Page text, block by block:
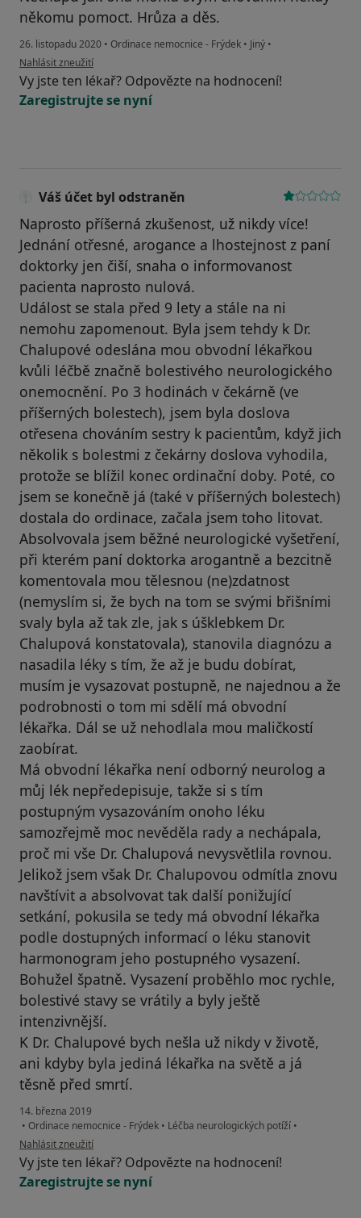
někomu pomoct. Hrůza a děs.
26. listopadu 2020 • Ordinace nemocnice - Frýdek • Jiný •
podle názoru uživatele Inka
Nahlásit zneužití
Vy jste ten lékař? Odpovězte na hodnocení!
Zaregistrujte se nyní
Váš účet byl odstraněn
Naprosto příšerná zkušenost, už nikdy více!
Jednání otřesné, arogance a lhostejnost z paní
doktorky jen čiší, snaha o informovanost
pacienta naprosto nulová.
Událost se stala před 9 lety a stále na ni
nemohu zapomenout. Byla jsem tehdy k Dr.
Chalupové odeslána mou obvodní lékařkou
kvůli léčbě značně bolestivého neurologického
onemocnění. Po 3 hodinách v čekárně (ve
příšerných bolestech), jsem byla doslova
otřesena chováním sestry k pacientům, když jich
několik s bolestmi z čekárny doslova vyhodila,
protože se blížil konec ordinační doby. Poté, co
jsem se konečně já (také v příšerných bolestech)
dostala do ordinace, začala jsem toho litovat.
Absolvovala jsem běžné neurologické vyšetření,
při kterém paní doktorka arogantně a bezcitně
komentovala mou tělesnou (ne)zdatnost
(nemyslím si, že bych na tom se svými břišními
svaly byla až tak zle, jak s úšklebkem Dr.
Chalupová konstatovala), stanovila diagnózu a
nasadila léky s tím, že až je budu dobírat,
musím je vysazovat postupně, ne najednou a že
podrobnosti o tom mi sdělí má obvodní
lékařka. Dál se už nehodlala mou maličkostí
zaobírat.
Má obvodní lékařka není odborný neurolog a
můj lék nepředepisuje, takže si s tím
postupným vysazováním onoho léku
samozřejmě moc nevěděla rady a nechápala,
proč mi vše Dr. Chalupová nevysvětlila rovnou.
Jelikož jsem však Dr. Chalupovou odmítla znovu
navštívit a absolvovat tak další ponižující
setkání, pokusila se tedy má obvodní lékařka
podle dostupných informací o léku stanovit
harmonogram jeho postupného vysazení.
Bohužel špatně. Vysazení proběhlo moc rychle,
bolestivé stavy se vrátily a byly ještě
intenzivnější.
K Dr. Chalupové bych nešla už nikdy v životě,
ani kdyby byla jediná lékařka na světě a já
těsně před smrtí.
14. března 2019
• Ordinace nemocnice - Frýdek • Léčba neurologických potíží •
podle názoru uživatele Váš účet byl odstraněn
Nahlásit zneužití
Vy jste ten lékař? Odpovězte na hodnocení!
Zaregistrujte se nyní